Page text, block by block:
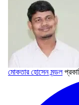
মোকতার হোসেন মন্ডল